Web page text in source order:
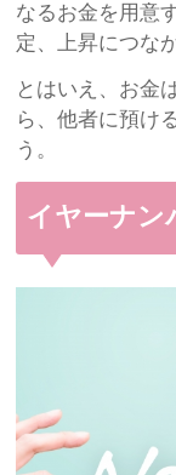
なるお金を用意
定、上昇につな
とはいえ、お金
ら、他者に預け
う。
イヤーナ